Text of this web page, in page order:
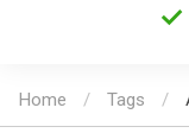
Home / Tags /